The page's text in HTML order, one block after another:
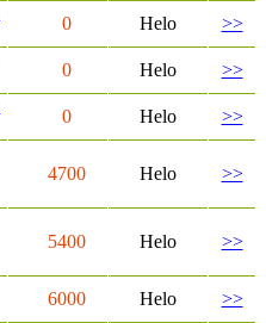
0 Helo
>>
0 Helo
>>
0 Helo
>>
4700 Helo >>
5400 Helo >>
6000 Helo
>>